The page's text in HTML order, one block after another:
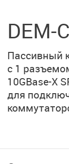
DEM-
Пассивный
с 1
10GBase-X
для